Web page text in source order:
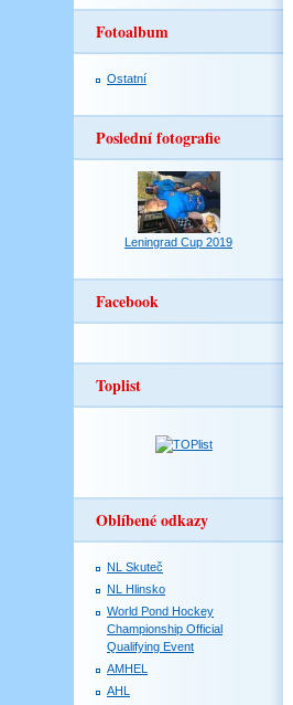
Fotoalbum
Ostatní
Poslední fotografie
Leningrad Cup 2019
Facebook
Toplist
Oblíbené odkazy
NL Skuteč
NL Hlinsko
World Pond Hockey
Championship Official
Qualifying Event
AMHEL
AHL